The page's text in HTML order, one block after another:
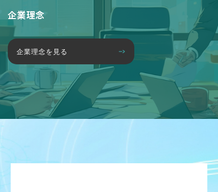
企業理念
企業理念を見る